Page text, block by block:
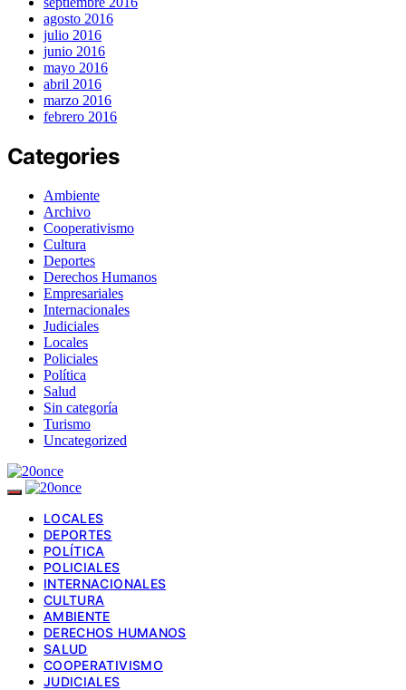
agosto 2016
julio 2016
junio 2016
mayo 2016
abril 2016
marzo 2016
febrero 2016
Categories
Ambiente
Archivo
Cooperativismo
Cultura
Deportes
Derechos Humanos
Empresariales
Internacionales
Judiciales
Locales
Policiales
Política
Salud
Sin categoría
Turismo
Uncategorized
LOCALES
DEPORTES
POLÍTICA
POLICIALES
INTERNACIONALES
CULTURA
AMBIENTE
DERECHOS HUMANOS
SALUD
COOPERATIVISMO
JUDICIALES